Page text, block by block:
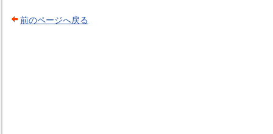
前のページへ戻る